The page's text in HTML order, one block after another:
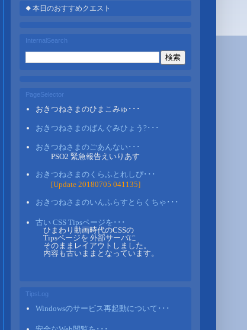
◆ 本日のおすすめクエスト
InternalSearch
PageSelector
おきつねさまのひまこみゅ･･･
おきつねさまのばんぐみひょう?･･･
おきつねさまのごあんない･･･
PSO2 緊急報告えいりあす
おきつねさまのくらふとれしぴ･･･
[Update 20180705 041135]
おきつねさまのいんふらすとらくちゃ･･･
古い CSS Tipsページを･･･
ひまわり動画時代のCSSの
Tipsページを 外部サーバに
そのままレイアウトしました。
内容も古いままとなっています。
TipsLog
Windowsのサービス再起動について･･･